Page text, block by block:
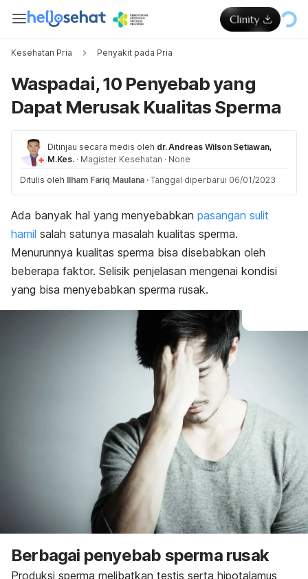
Kesehatan Pria Penyakit pada Pria
Waspadai, 10 Penyebab yang
Dapat Merusak Kualitas Sperma
Ditinjau secara medis oleh dr. Andreas Wilson Setiawan,
M.Kes. · Magister Kesehatan · None
Ditulis oleh Ilham Fariq Maulana · Tanggal diperbarui 06/01/2023
Ada banyak hal yang menyebabkan pasangan sulit
hamil salah satunya masalah kualitas sperma.
Menurunnya kualitas sperma bisa disebabkan oleh
beberapa faktor. Selisik penjelasan mengenai kondisi
yang bisa menyebabkan sperma rusak.
Berbagai penyebab sperma rusak
Produksi sperma melibatkan testis serta hipotalamus